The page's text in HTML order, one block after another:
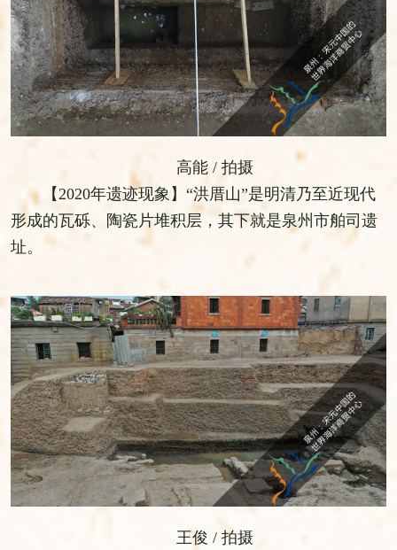
高能 / 拍摄
【2020年遗迹现象】“洪厝山”是明清乃至近现代
形成的瓦砾、陶瓷片堆积层，其下就是泉州市舶司遗
址。
王俊 / 拍摄